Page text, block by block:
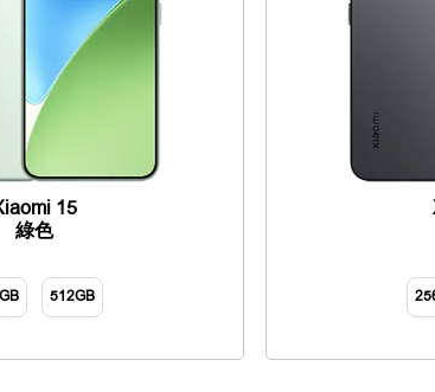
15
綠色
512GB